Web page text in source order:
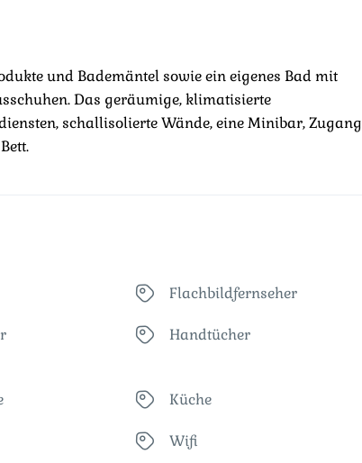
und Bademäntel sowie ein eigenes Bad mit
Das geräumige, klimatisierte
schallisolierte Wände, eine Minibar, Zugang
Flachbildfernseher
Handtücher
Küche
Wifi